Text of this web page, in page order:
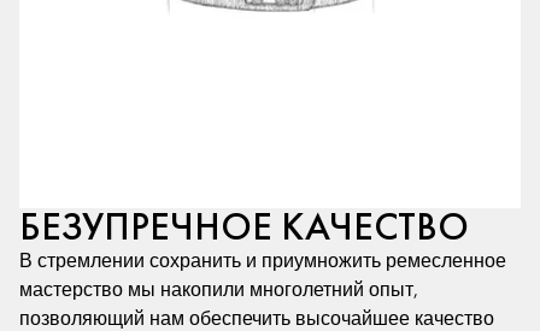
БЕЗУПРЕЧНОЕ КАЧЕСТВО
В стремлении сохранить и приумножить ремесленное
мастерство мы накопили многолетний опыт,
позволяющий нам обеспечить высочайшее качество